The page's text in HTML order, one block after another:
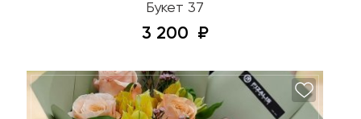
Букет 37
3 200